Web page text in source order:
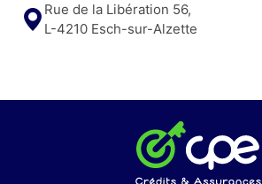
Rue de la Libération 56,
L-4210 Esch-sur-Alzette